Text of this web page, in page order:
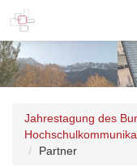
Jahrestagung des
Partner